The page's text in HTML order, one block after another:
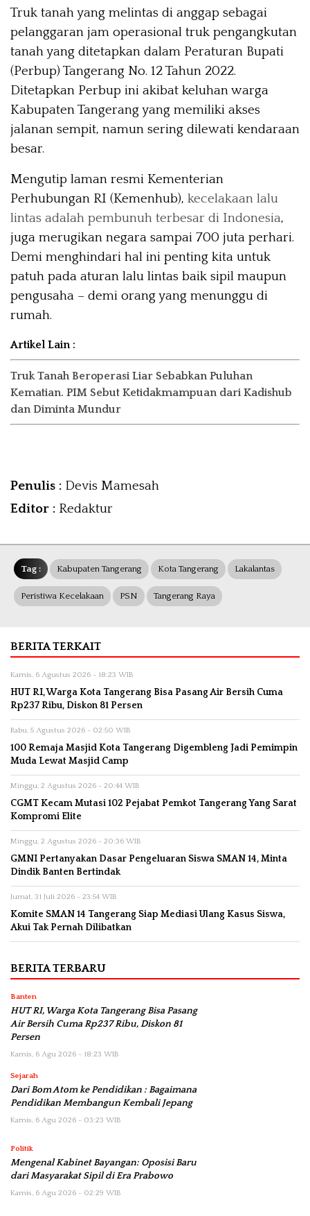
Truk tanah yang melintas di anggap sebagai
pelanggaran jam operasional truk pengangkutan
tanah yang ditetapkan dalam Peraturan Bupati
(Perbup) Tangerang No. 12 Tahun 2022.
Ditetapkan Perbup ini akibat keluhan warga
Kabupaten Tangerang yang memiliki akses
jalanan sempit, namun sering dilewati kendaraan
besar.
Mengutip laman resmi Kementerian
Perhubungan RI (Kemenhub), kecelakaan lalu
lintas adalah pembunuh terbesar di Indonesia,
juga merugikan negara sampai 700 juta perhari.
Demi menghindari hal ini penting kita untuk
patuh pada aturan lalu lintas baik sipil maupun
pengusaha – demi orang yang menunggu di
rumah.
Artikel Lain :
Truk Tanah Beroperasi Liar Sebabkan Puluhan
Kematian. PIM Sebut Ketidakmampuan dari Kadishub
dan Diminta Mundur
Penulis : Devis Mamesah
Editor : Redaktur
Tag : Kabupaten Tangerang Kota Tangerang Lakalantas
Peristiwa Kecelakaan PSN Tangerang Raya
BERITA TERKAIT
Kamis, 6 Agustus 2026 - 18:23 WIB
HUT RI, Warga Kota Tangerang Bisa Pasang Air Bersih Cuma
Rp237 Ribu, Diskon 81 Persen
Rabu, 5 Agustus 2026 - 02:50 WIB
100 Remaja Masjid Kota Tangerang Digembleng Jadi Pemimpin
Muda Lewat Masjid Camp
Minggu, 2 Agustus 2026 - 20:44 WIB
CGMT Kecam Mutasi 102 Pejabat Pemkot Tangerang Yang Sarat
Kompromi Elite
Minggu, 2 Agustus 2026 - 20:36 WIB
GMNI Pertanyakan Dasar Pengeluaran Siswa SMAN 14, Minta
Dindik Banten Bertindak
Jumat, 31 Juli 2026 - 23:54 WIB
Komite SMAN 14 Tangerang Siap Mediasi Ulang Kasus Siswa,
Akui Tak Pernah Dilibatkan
BERITA TERBARU
Banten
HUT RI, Warga Kota Tangerang Bisa Pasang
Air Bersih Cuma Rp237 Ribu, Diskon 81
Persen
Kamis, 6 Agu 2026 - 18:23 WIB
Sejarah
Dari Bom Atom ke Pendidikan : Bagaimana
Pendidikan Membangun Kembali Jepang
Kamis, 6 Agu 2026 - 03:23 WIB
Politik
Mengenal Kabinet Bayangan: Oposisi Baru
dari Masyarakat Sipil di Era Prabowo
Kamis, 6 Agu 2026 - 02:29 WIB